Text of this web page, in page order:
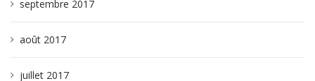
septembre 2017
août 2017
juillet 2017